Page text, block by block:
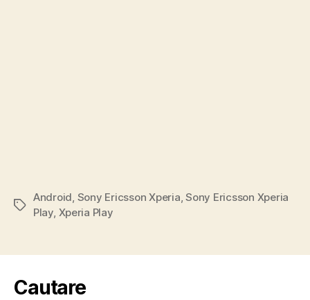
Tags
Android, Sony Ericsson Xperia,Sony Ericsson Xperia
Play, Xperia Play
Cautare